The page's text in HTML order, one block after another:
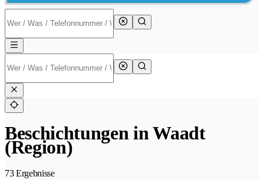
Beschichtungen in Waadt
(Region)
73 Ergebnisse